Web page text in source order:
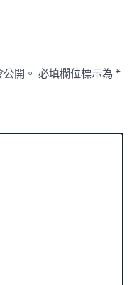
開。 必填欄位標示為*